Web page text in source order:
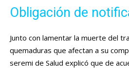
Obligación de
Junto con lamentar la muerte del
quemaduras que afectan a su
seremi de Salud explicó que de